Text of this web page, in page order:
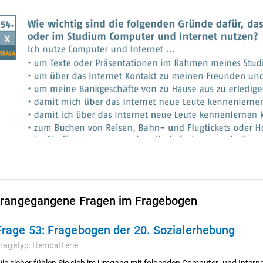
Fragen im Fragebogen
53: Fragebogen der 20. Sozialerhebung
Itembatterie